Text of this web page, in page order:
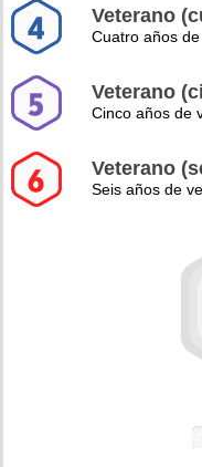
Veterano
Cuatro años
Veterano
Cinco años de
Veterano
Seis años de